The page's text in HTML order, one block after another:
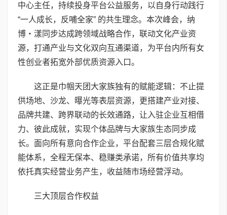
中心主任，持续投身平台公益服务，以自身行动践行
“一人成长，反哺全家” 的共生理念。本次峰会，纳
博・漾同步达成跨领域战略合作，联动文化产业资
源，打通产业与文化双向互通渠道，为平台内所有女
性创业者拓宽外部优质资源入口。
这正是巾帼天团大家族独有的赋能逻辑：不止提
供场地、沙龙、曝光等表层资源，更搭建产业对接、
品牌共建、跨界联动的长效通路，让入驻企业互相借
力、彼此成就，实现个体品牌与大家族生态同步成
长。面向所有意向合作企业，平台配套三层合规化赋
能体系，全程无保本、稳赚类承诺，所有价值共享均
依托真实经营业务产生，收益随市场经营浮动。
三大顶层合作权益